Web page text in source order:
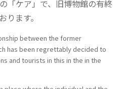
「ケア」で、旧博物館の有終
ります。
between the former
has been regrettably decided to
and tourists in this in the in the